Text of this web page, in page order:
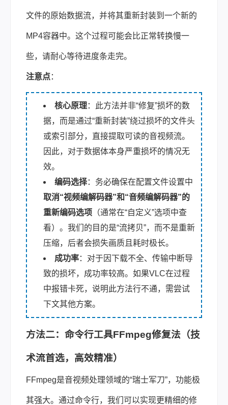
文件的原始数据流，并将其重新封装到一个新的
MP4容器中。这个过程可能会比正常转换慢一
些，请耐心等待进度条走完。
注意点：
核心原理：此方法并非“修复”损坏的数
据，而是通过“重新封装”绕过损坏的文件头
或索引部分，直接提取可读的音视频流。
因此，对于数据体本身严重损坏的情况无
效。
编码选择：务必确保在配置文件设置中
取消“视频编解码器”和“音频编解码器”的
重新编码选项 （通常在“自定义”选项中查
看）。我们的目的是“流拷贝”，而不是重新
压缩，后者会损失画质且耗时极长。
成功率：对于因下载不全、传输中断导
致的损坏，成功率较高。如果VLC在过程
中报错卡死，说明此方法行不通，需尝试
下文其他方案。
方法二：命令行工具FFmpeg修复法（技
术流首选，高效精准）
FFmpeg是音视频处理领域的“瑞士军刀”，功能极
其强大。通过命令行，我们可以实现更精细的修